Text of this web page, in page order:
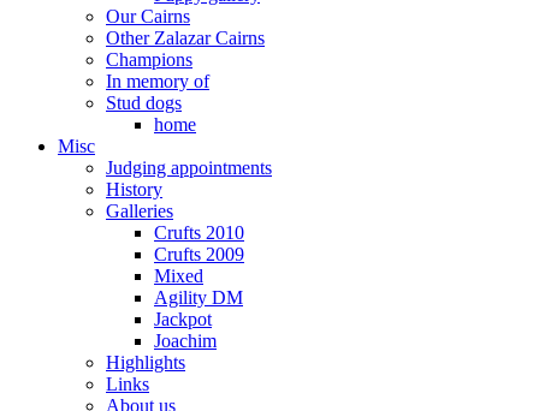
Our Cairns
Other Zalazar Cairns
Champions
In memory of
Stud dogs
home
Misc
Judging appointments
History
Galleries
Crufts 2010
Crufts 2009
Mixed
Agility DM
Jackpot
Joachim
Highlights
Links
About us